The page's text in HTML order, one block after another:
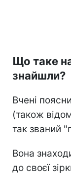
Що таке
знайшли?
Вчені
(також
так званий
Вона
до своєї